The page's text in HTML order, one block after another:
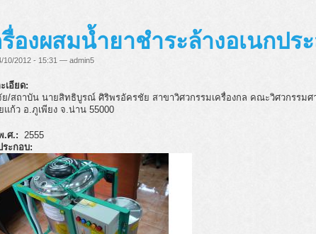
รื่องผสมน้ำยาชำระล้างอเนกปร
10/2012 - 15:31 — admin5
เอียด:
/สถาบัน นายสิทธิบูรณ์ ศิริพรอัครชัย สาขาวิศวกรรมเครื่องกล คณะวิศวกรรม
แก้ว อ.ภูเพียง จ.น่าน 55000
.ศ.:
2555
ะกอบ: